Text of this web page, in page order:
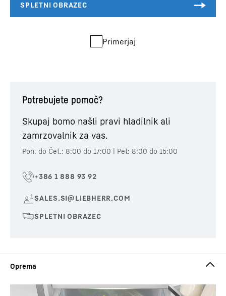
Primerjaj
Potrebujete pomoč?
Skupaj bomo našli pravi hladilnik ali
zamrzovalnik za vas.
Pon. do Čet.: 8:00 do 17:00 | Pet: 8:00 do 15:00